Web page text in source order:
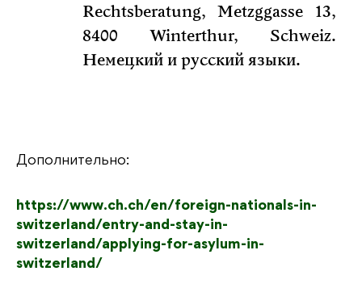
Rechtsberatung, Metzggasse 13,
8400 Winterthur, Schweiz.
Немецкий и русский языки.
Дополнительно:
https://www.ch.ch/en/foreign-nationals-in-
switzerland/entry-and-stay-in-
switzerland/applying-for-asylum-in-
switzerland/